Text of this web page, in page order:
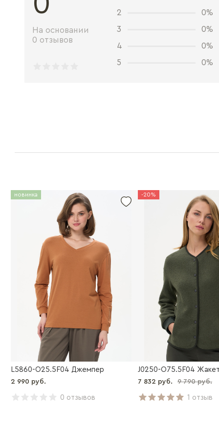
На основании
0 отзывов
2
0%
3
0%
4
0%
5
0%
новинка
L5860-O25.5F04 Джемпер
2 990 руб.
0 отзывов
-20%
J0250-O75.5F04
7 832 руб. 9 790 руб.
1 отзыв